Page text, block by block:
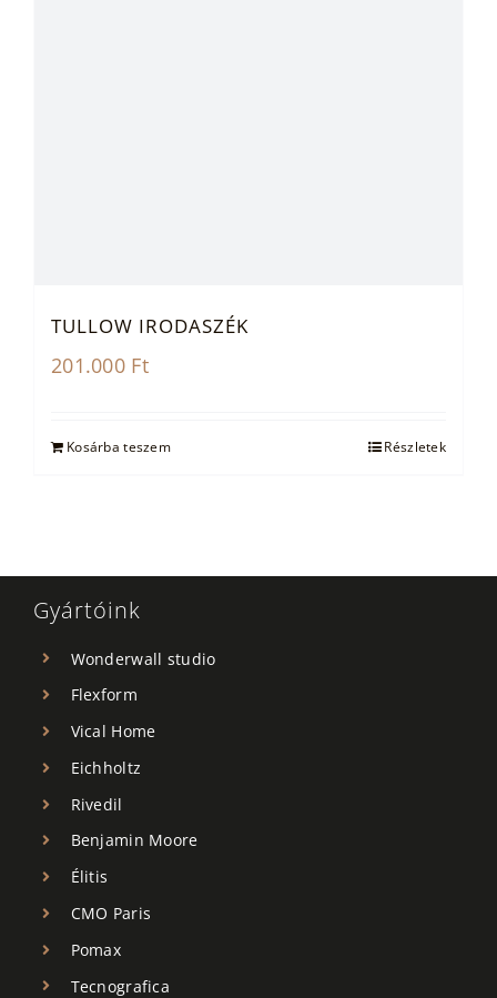
TULLOW IRODASZÉK
201.000 Ft
Kosárba teszem Részletek
Gyártóink
Wonderwall studio
Flexform
Vical Home
Eichholtz
Rivedil
Benjamin Moore
Élitis
CMO Paris
Pomax
Tecnografica